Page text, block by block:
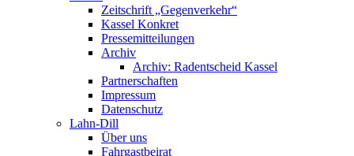
Zeitschrift „Gegenverkehr“
Kassel Konkret
Pressemitteilungen
Archiv
Archiv: Radentscheid Kassel
Partnerschaften
Impressum
Datenschutz
Lahn-Dill
Über uns
Fahrgastbeirat